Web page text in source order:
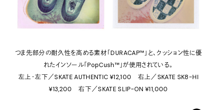
つま先部分の耐久性を高める素材「DURACAP™」と、クッション性に優
れたインソール「PopCush™」が使用されている。
左上・左下／SKATE AUTHENTIC ¥12,100 右上／SKATE SK8-HI
¥13,200 右下／SKATE SLIP-ON ¥11,000